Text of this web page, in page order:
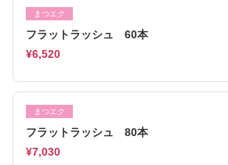
まつエク
フラットラッシュ 60本
¥6,520
まつエク
フラットラッシュ 80本
¥7,030